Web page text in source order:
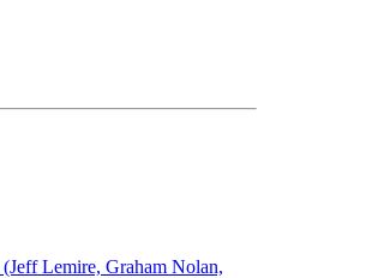
Lemire, Graham Nolan,